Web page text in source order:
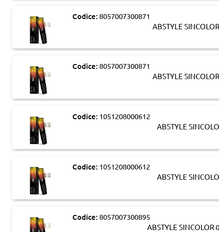
Codice: 8057007300871
ABSTYLE
Codice: 8057007300871
ABSTYLE
Codice: 1051208000612
ABSTYLE
Codice: 1051208000612
ABSTYLE
Codice: 8057007300895
ABSTYLE SINCOLOR